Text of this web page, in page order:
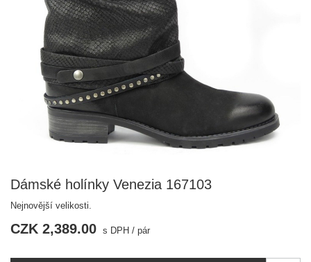
Dámské holínky Venezia 167103
Nejnovější velikosti.
CZK 2,389.00 s DPH / pár